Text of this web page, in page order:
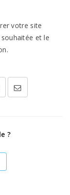
votre site
et le
?